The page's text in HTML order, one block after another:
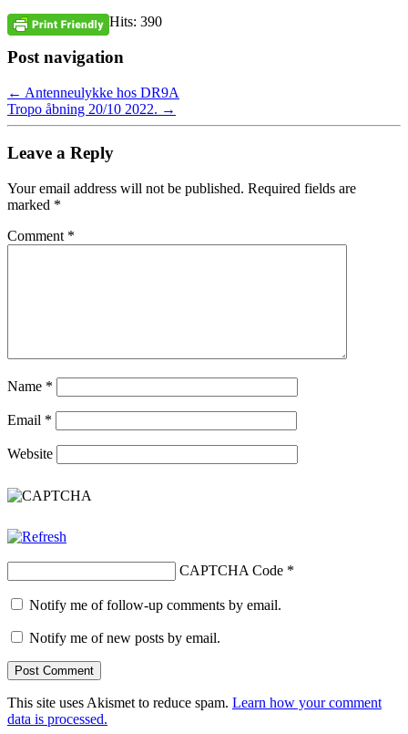
Hits: 390
Post navigation
← Antenneulykke hos DR9A
Tropo åbning 20/10 2022. →
Leave a Reply
Your email address will not be published. Required fields are
marked *
Comment *
Name *
Email *
Website
CAPTCHA Code *
Notify me of follow-up comments by email.
Notify me of new posts by email.
This site uses Akismet to reduce spam. Learn how your comment
data is processed.